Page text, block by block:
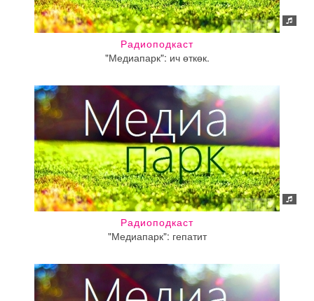
Радиоподкаст
"Медиапарк": ич өткөк.
Радиоподкаст
"Медиапарк": гепатит